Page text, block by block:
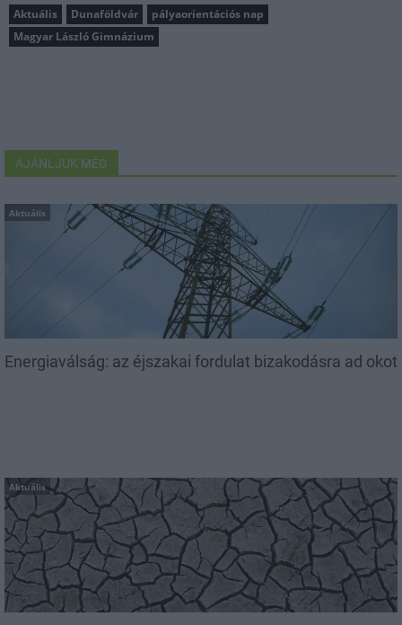
Aktuális Dunaföldvár
pályaorientációs nap
Magyar László Gimnázium
AJÁNLJUK MÉG
Aktuális
Energiaválság: az éjszakai fordulat bizakodásra ad okot
Aktuális